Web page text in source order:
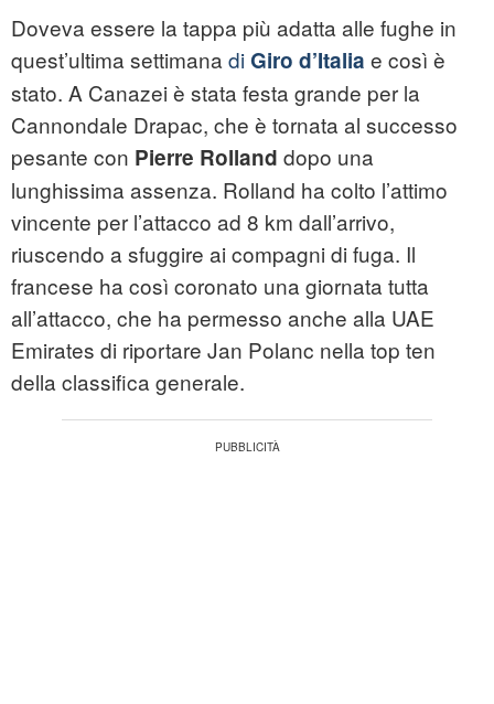
Doveva essere la tappa più adatta alle fughe in
quest’ultima settimana diGiro d’Italia e così è
stato. A Canazei è stata festa grande per la
Cannondale Drapac, che è tornata al successo
pesante con Pierre Rolland dopo una
lunghissima assenza. Rolland ha colto l’attimo
vincente per l’attacco ad 8 km dall’arrivo,
riuscendo a sfuggire ai compagni di fuga. Il
francese ha così coronato una giornata tutta
all’attacco, che ha permesso anche alla UAE
Emirates di riportare Jan Polanc nella top ten
della classifica generale.